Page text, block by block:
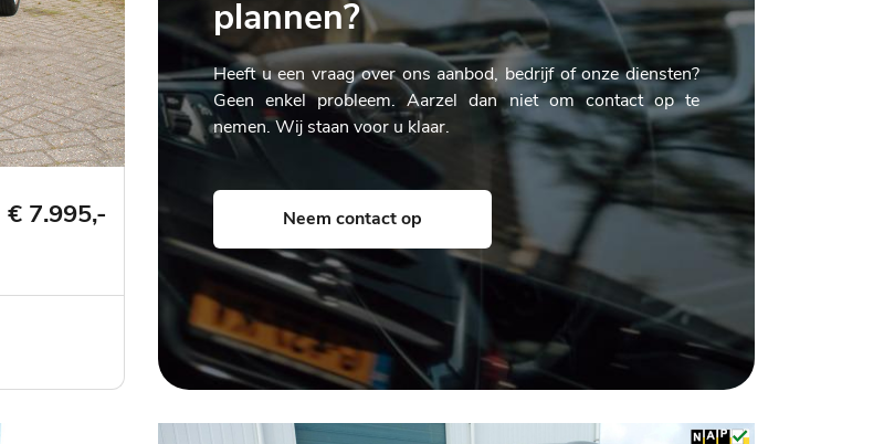
€ 7.995,-
plannen?
Heeft u een vraag over ons aanbod, bedrijf of onze diensten?
Geen enkel probleem. Aarzel dan niet om contact op te
nemen. Wij staan voor u klaar.
Neem contact op